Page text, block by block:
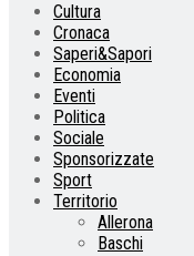
Cultura
Cronaca
Saperi&Sapori
Economia
Eventi
Politica
Sociale
Sponsorizzate
Sport
Territorio
Allerona
Baschi